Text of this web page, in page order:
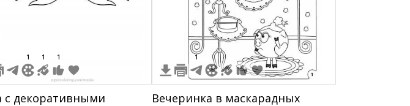
1 1 1
с декоративными
1
Вечеринка в маскарадных